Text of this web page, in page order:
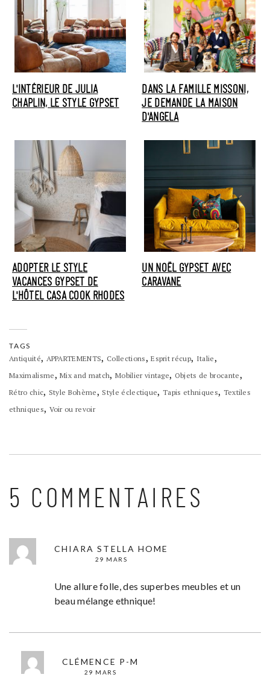
L'INTÉRIEUR DE JULIA
CHAPLIN, LE STYLE GYPSET
DANS LA FAMILLE MISSONI,
JE DEMANDE LA MAISON
D'ANGELA
ADOPTER LE STYLE
VACANCES GYPSET DE
L'HÔTEL CASA COOK RHODES
UN NOËL GYPSET AVEC
CARAVANE
TAGS
Antiquité, APPARTEMENTS, Collections,Esprit récup, Italie,
Maximalisme,Mix and match, Mobilier vintage, Objets de brocante,
Rétro chic, Style Bohème, Style éclectique,Tapis ethniques, Textiles
ethniques, Voir ou revoir
5 COMMENTAIRES
CHIARA STELLA HOME
29 MARS
Une allure folle, des superbes meubles et un
beau mélange ethnique!
CLÉMENCE P-M
29 MARS